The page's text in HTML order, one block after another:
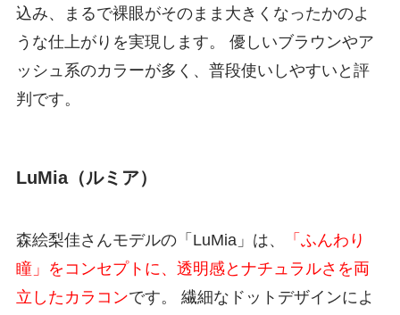
込み、まるで裸眼がそのまま大きくなったかのよ
うな仕上がりを実現します。 優しいブラウンやア
ッシュ系のカラーが多く、普段使いしやすいと評
判です。
LuMia（ルミア）
森絵梨佳さんモデルの「LuMia」は、
「ふんわり
瞳」をコンセプトに、透明感とナチュラルさを両
立したカラコンです。 繊細なドットデザインによ